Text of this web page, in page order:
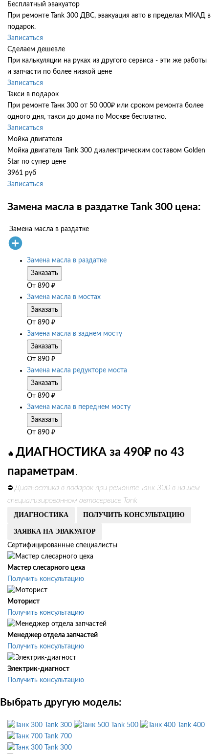
Бесплатный эвакуатор
При ремонте Tank 300 ДВС, эвакуация авто в пределах МКАД в
подарок.
Записаться
Сделаем дешевле
При калькуляции на руках из другого сервиса - эти же работы
и запчасти по более низкой цене
Записаться
Такси в подарок
При ремонте Танк 300 от 50 000₽ или сроком ремонта более
одного дня, такси до дома по Москве бесплатно.
Записаться
Мойка двигателя
Мойка двигателя Tank 300 диэлектрическим составом Golden
Star по супер цене
3961 руб
Записаться
Замена масла в раздатке Tank 300 цена:
Замена масла в раздатке
Замена масла в раздатке
Заказать
От 890 ₽
Замена масла в мостах
Заказать
От 890 ₽
Замена масла в заднем мосту
Заказать
От 890 ₽
Замена масла редукторе моста
Заказать
От 890 ₽
Замена масла в переднем мосту
Заказать
От 890 ₽
🔥 ДИАГНОСТИКА за 490₽ по 43
параметрам .
⛔ Диагностика в подарок при ремонте Танк 300 в нашем
специализированном автосервисе Tank
ДИАГНОСТИКА ПОЛУЧИТЬ КОНСУЛЬТАЦИЮ
ЗАЯВКА НА ЭВАКУАТОР
Сертифицированные специалисты
Мастер слесарного цеха
Получить консультацию
Моторист
Получить консультацию
Менеджер отдела запчастей
Получить консультацию
Электрик-диагност
Получить консультацию
Выбрать другую модель:
Tank 300 Tank 500
Tank 400
Tank 700
Tank 300